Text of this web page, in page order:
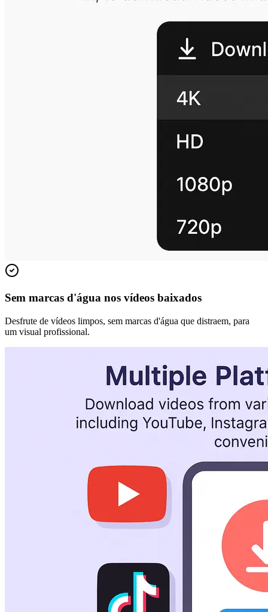
Sem marcas d'água nos vídeos baixados
Desfrute de vídeos limpos, sem marcas d'água que distraem, para
um visual profissional.